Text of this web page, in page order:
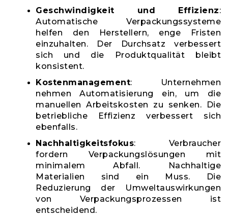
Geschwindigkeit und Effizienz:
Automatische Verpackungssysteme
helfen den Herstellern, enge Fristen
einzuhalten. Der Durchsatz verbessert
sich und die Produktqualität bleibt
konsistent.
Kostenmanagement: Unternehmen
nehmen Automatisierung ein, um die
manuellen Arbeitskosten zu senken. Die
betriebliche Effizienz verbessert sich
ebenfalls.
Nachhaltigkeitsfokus: Verbraucher
fordern Verpackungslösungen mit
minimalem Abfall. Nachhaltige
Materialien sind ein Muss. Die
Reduzierung der Umweltauswirkungen
von Verpackungsprozessen ist
entscheidend.